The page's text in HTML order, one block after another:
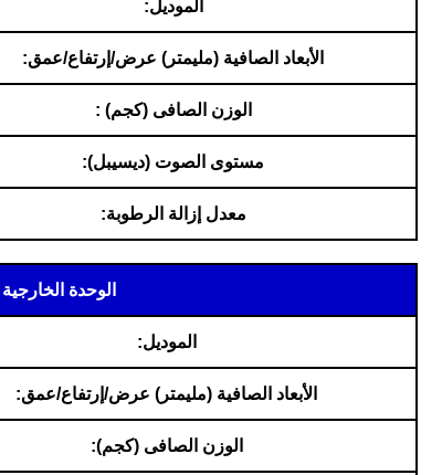
الموديل:
الأبعاد الصافية (مليمتر) عرض/إرتفاع/عمق:
الوزن الصافى (كجم) :
مستوى الصوت (ديسيبل):
معدل إزالة الرطوبة:
الوحدة الخارجية
الموديل:
الأبعاد الصافية (مليمتر) عرض/إرتفاع/عمق:
الوزن الصافى (كجم):